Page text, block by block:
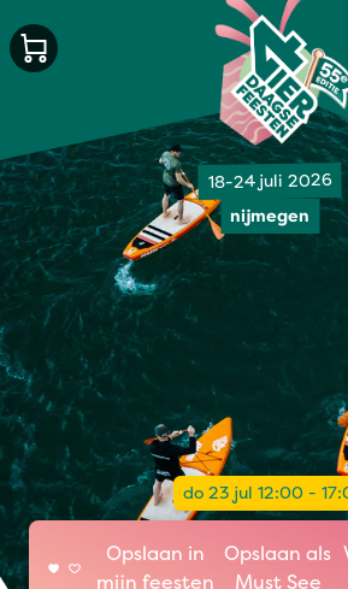
18-24 juli 2026
nijmegen
do 23 jul 12:00 -
Opslaan in
mijn feesten
Opslaan als
Must See